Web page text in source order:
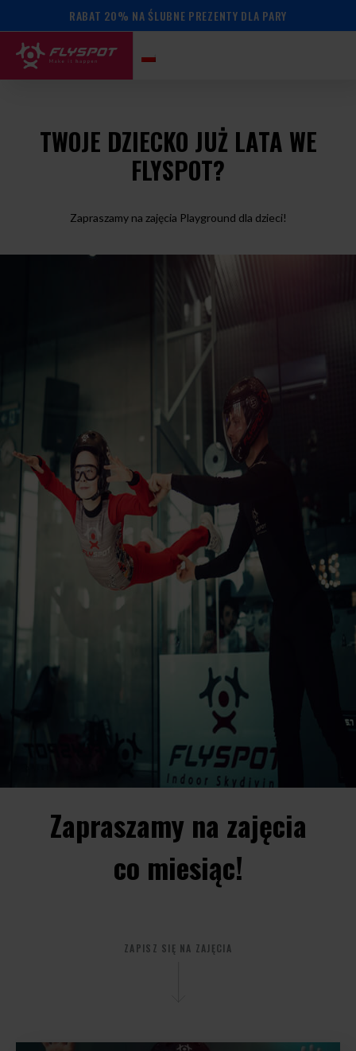
RABAT 20% NA ŚLUBNE PREZENTY DLA PARY
TWOJE DZIECKO JUŻ LATA WE
FLYSPOT?
Zapraszamy na zajęcia Playground dla dzieci!
Zapraszamy na zajęcia
co miesiąc!
ZAPISZ SIĘ NA ZAJĘCIA